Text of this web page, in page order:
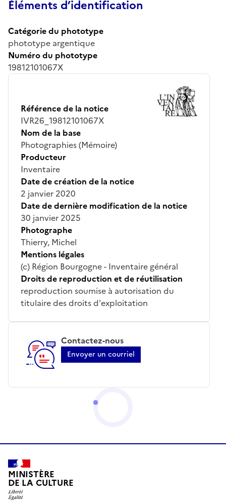
Éléments d’identification
Catégorie du phototype
phototype argentique
Numéro du phototype
19812101067X
Référence de la notice
IVR26_19812101067X
Nom de la base
Photographies (Mémoire)
Producteur
Inventaire
Date de création de la notice
2 janvier 2020
Date de dernière modification de la notice
30 janvier 2025
Photographe
Thierry, Michel
Mentions légales
(c) Région Bourgogne - Inventaire général
Droits de reproduction et de réutilisation
reproduction soumise à autorisation du
titulaire des droits d'exploitation
Contactez-nous
Envoyer un courriel
MINISTÈRE
DE LA CULTURE